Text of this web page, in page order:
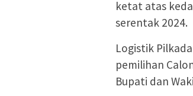
ketat atas
serentak 2024.
Logistik
pemilihan
Bupati dan